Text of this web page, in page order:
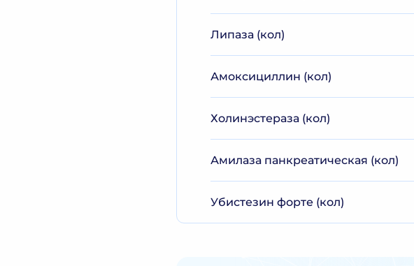
Липаза (кол)
Амоксициллин (кол)
Холинэстераза (кол)
Амилаза панкреатическая (кол)
Убистезин форте (кол)